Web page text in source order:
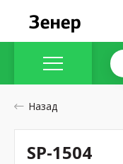
Назад
SP-1504